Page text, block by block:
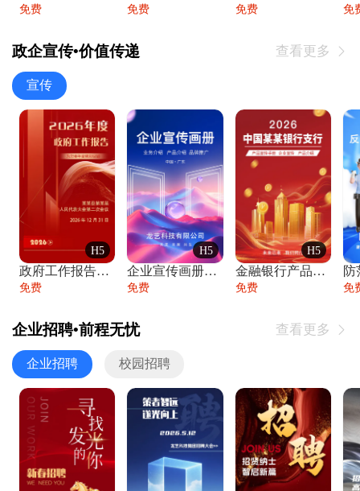
免费 免费 免费 免
政企宣传•价值传递 查看更多 
宣传
H5
政府工作报告政府年终工作总结
免费
H5
企业宣传画册公司简介产品介绍业务宣传手册
免费
H5
金融银行产品宣传手册企业宣传产品介绍
免费
防
免
企业招聘•前程无忧 查看更多 
企业招聘 校园招聘